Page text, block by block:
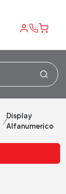
/
Display
Alfanumerico